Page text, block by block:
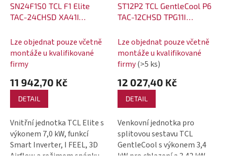
SN24F1S0 TCL F1 Elite
TAC-24CHSD XA41I
7,0 kW vnitřní jednotka
Lze objednat pouze včetně
montáže u kvalifikované
firmy
11 942,70 Kč
DETAIL
Vnitřní jednotka TCL Elite s
výkonem 7,0 kW, funkcí
Smart Inverter, I FEEL, 3D
Airflow a režimem spánku
ST12P2 TCL GentleCool P6
TAC-12CHSD TPG11I
3,4 kW venkovní jednotka
Lze objednat pouze včetně
montáže u kvalifikované
firmy(>5 ks)
12 027,40 Kč
DETAIL
Venkovní jednotka pro
splitovou sestavu TCL
GentleCool s výkonem 3,4
kW pro chlazení a 3,42 kW